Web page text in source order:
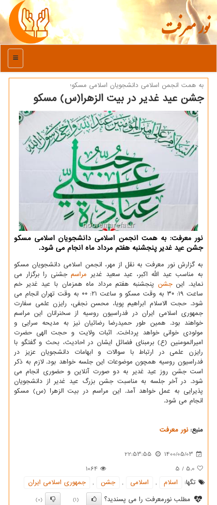
نور معرفت
منو
به همت انجمن اسلامی دانشجویان اسلامی مسكو؛
جشن عید غدیر در بیت الزهرا(س) مسكو
نور معرفت: به همت انجمن اسلامی دانشجویان اسلامی مسکو
جشن عید غدیر پنجشنبه هفتم مرداد ماه انجام می شود.
به گزارش نور معرفت به نقل از مهر، انجمن اسلامی دانشجویان مسکو
به مناسب عید الله اکبر، عید سعید غدیر مراسمجشنی را برگزار می
نماید. اینجشن پنجشنبه هفتم مرداد ماه همزمان با عید غدیر خم
ساعت ۱۹: ۳۰ به وقت مسکو و ساعت ۲۱: ۰۰ به وقت تهران انجام می
شود. حجت الاسلام ابراهیم پویا، محسن نجفی، رایزن علمی سفارت
جمهوری اسلامی ایران در فدراسیون روسیه از سخنرانان این مراسم
خواهند بود. همین طور حمیدرضا رضائیان نیز به مدیحه سرایی و
مولودی خوانی خواهد پرداخت. اثبات ولایت و حجت الهی حضرت
امیرالمومنین (ع) برمبنای فضائل ایشان در احادیث، بحث و گفتگو با
رایزن علمی در ارتباط با سوالات و ابهامات دانشجویان عزیز در
فدراسیون روسیه همچون موضوعات این جلسه خواهد بود. لازم به ذکر
است جشن روز عید غدیر به دو صورت آنلاین و حضوری انجام می
شود. در آخر جلسه به مناسبت جشن بزرگ عید غدیر از دانشجویان
پذیرایی به عمل خواهد آمد. این مراسم در بیت الزهرا (س) مسکو
انجام می شود.
منبع:نور معرفت
1400/05/03
22:53:55
5.0
/
5
1064
تگها:
اسلام , اسلامی , جشن ,
جمهوری اسلامی ایران
مطلب نورمعرفت را می پسندید؟
(1)
(0)